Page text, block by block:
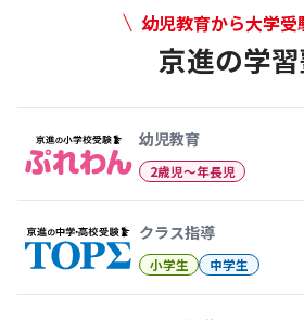
幼児教育から大学受
京進の学
幼児教育
2歳児〜年長児
クラス指導
小学生 中学生